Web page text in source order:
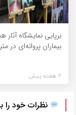
برپایی نمایشگاه آثار
بیماران پروانه‌ای در
2 هفته پیش
نظرات خود را